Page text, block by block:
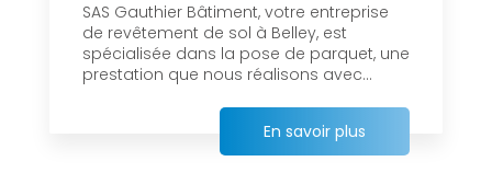
SAS Gauthier Bâtiment, votre entreprise
de revêtement de sol à Belley, est
spécialisée dans la pose de parquet, une
prestation que nous réalisons avec...
En savoir plus